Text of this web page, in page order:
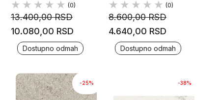
(0)
13.400,00 RSD
10.080,00 RSD
Dostupno odmah
(0)
8.600,00 RSD
4.640,00 RSD
Dostupno odmah
-25% -38%